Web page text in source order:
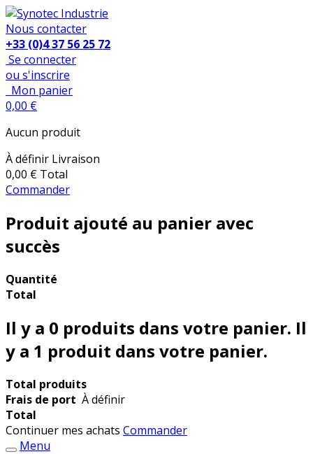
Nous contacter
+33 (0)4 37 56 25 72
Se connecter
ou s'inscrire
Mon panier
0,00 €
Aucun produit
À définir Livraison
0,00 € Total
Commander
Produit ajouté au panier avec
succès
Quantité
Total
Il y a 0 produits dans votre panier. Il
y a 1 produit dans votre panier.
Total produits
Frais de port À définir
Total
Continuer mes achats Commander
Menu